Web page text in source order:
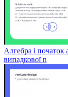
Алгебра і початок
випадкової n